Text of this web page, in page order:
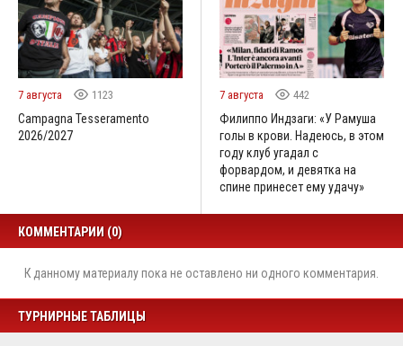
7 августа 1123
Campagna Tesseramento
2026/2027
7 августа 442
Филиппо Индзаги: «У Рамуша
голы в крови. Надеюсь, в этом
году клуб угадал с
форвардом, и девятка на
спине принесет ему удачу»
КОММЕНТАРИИ (0)
К данному материалу пока не оставлено ни одного комментария.
ТУРНИРНЫЕ ТАБЛИЦЫ